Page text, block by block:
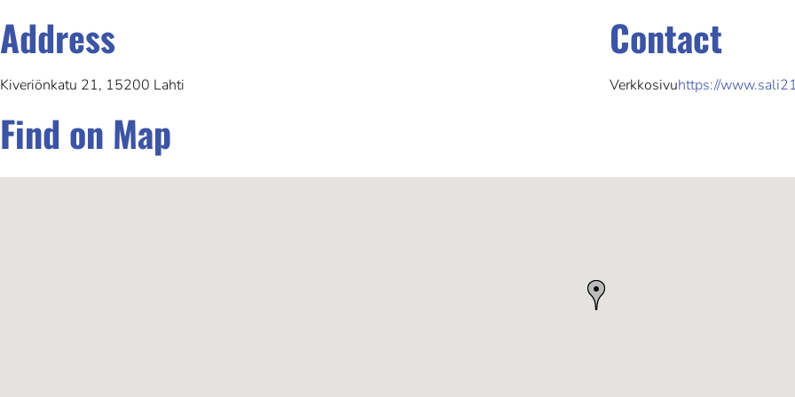
Address
Kiveriönkatu 21, 15200 Lahti
Contact
Verkkosivuhttps://
Find on Map